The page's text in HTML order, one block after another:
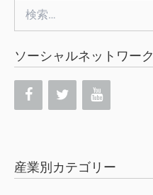
索:
ソーシャルネットワーク
産業別カテゴリー